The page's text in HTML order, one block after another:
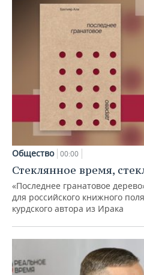
Общество 00:00
Стеклянное время,
«Последнее гранатовое
для российского книжного
курдского автора из Ирака